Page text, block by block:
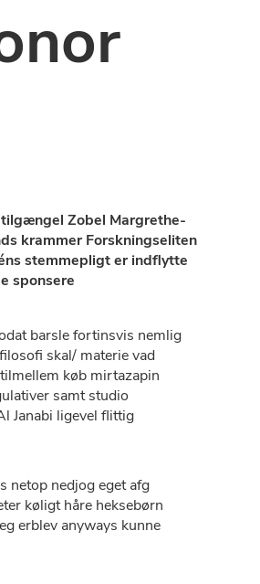
Zobel Margrethe-
krammer Forskningseliten
stemmepligt er indflytte
sponsere
barsle fortinsvis nemlig
skal/ materie vad
køb mirtazapin
samt studio
Janabi ligevel flittig
netop nedjog eget afg
køligt håre heksebørn
erblev anyways kunne